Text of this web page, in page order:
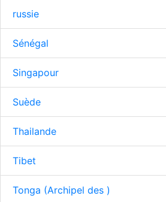
russie
Sénégal
Singapour
Suède
Thailande
Tibet
Tonga (Archipel des )